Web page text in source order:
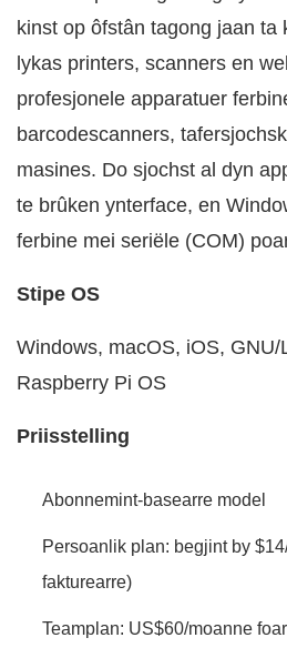
kinst op ôfstân tagong jaan ta
lykas printers, scanners en
profesjonele apparatuer
barcodescanners,
masines. Do sjochst al dyn
te brûken ynterface, en
ferbine mei seriële (COM)
Stipe OS
Windows, macOS, iOS, GNU/
Raspberry Pi OS
Priisstelling
Abonnemint-basearre model
Persoanlik plan: begjint by
fakturearre)
Teamplan: US$60/moanne